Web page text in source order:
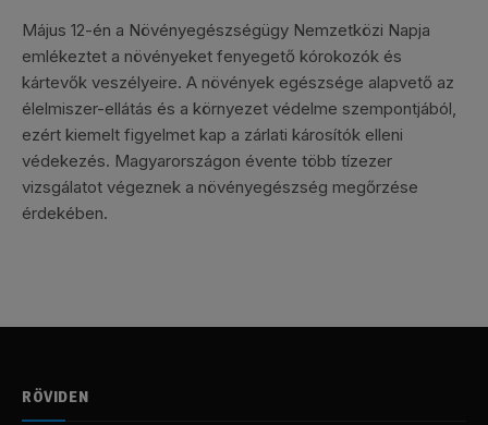
Május 12-én a Növényegészségügy Nemzetközi Napja
emlékeztet a növényeket fenyegető kórokozók és
kártevők veszélyeire. A növények egészsége alapvető az
élelmiszer-ellátás és a környezet védelme szempontjából,
ezért kiemelt figyelmet kap a zárlati károsítók elleni
védekezés. Magyarországon évente több tízezer
vizsgálatot végeznek a növényegészség megőrzése
érdekében.
RÖVIDEN